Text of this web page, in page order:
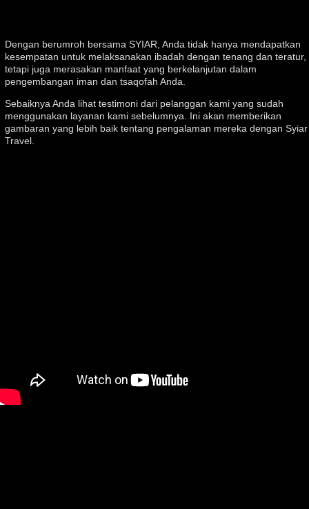
Dengan berumroh bersama SYIAR, Anda tidak hanya mendapatkan
kesempatan untuk melaksanakan ibadah dengan tenang dan teratur,
tetapi juga merasakan manfaat yang berkelanjutan dalam
pengembangan iman dan tsaqofah Anda.
Sebaiknya Anda lihat testimoni dari pelanggan kami yang sudah
menggunakan layanan kami sebelumnya. Ini akan memberikan
gambaran yang lebih baik tentang pengalaman mereka dengan Syiar
Travel.